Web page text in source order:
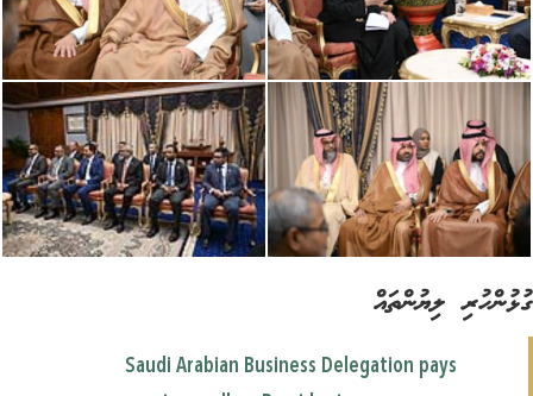
ލިޔުންތައް
Saudi Arabian Business Delegation pays